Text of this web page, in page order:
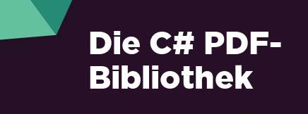
Die C# PDF-
Bibliothek